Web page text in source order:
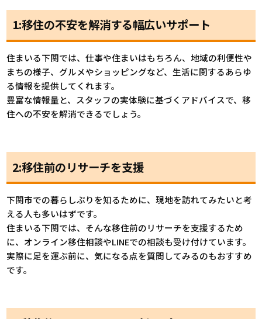
1:移住の不安を解消する幅広いサポート
住まいる下関では、仕事や住まいはもちろん、地域の利便性や
まちの様子、グルメやショッピングなど、生活に関するあらゆ
る情報を提供してくれます。
豊富な情報量と、スタッフの実体験に基づくアドバイスで、移
住への不安を解消できるでしょう。
2:移住前のリサーチを支援
下関市での暮らしぶりを知るために、現地を訪れてみたいと考
える人も多いはずです。
住まいる下関では、そんな移住前のリサーチを支援するため
に、オンライン移住相談やLINEでの相談も受け付けています。
実際に足を運ぶ前に、気になる点を質問してみるのもおすすめ
です。